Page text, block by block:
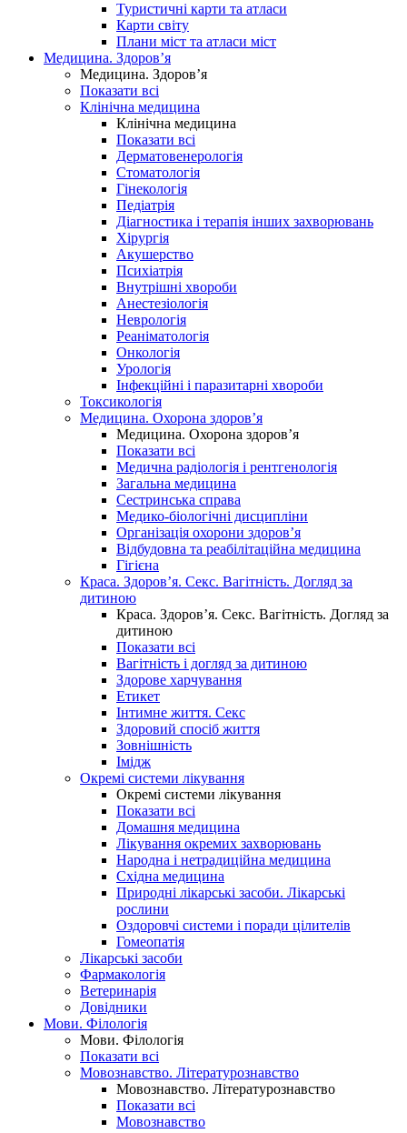
Туристичні карти та атласи
Карти світу
Плани міст та атласи міст
Медицина. Здоров’я
Медицина. Здоров’я
Показати всі
Клінічна медицина
Клінічна медицина
Показати всі
Дерматовенерологія
Стоматологія
Гінекологія
Педіатрія
Діагностика і терапія інших захворювань
Хірургія
Акушерство
Психіатрія
Внутрішні хвороби
Анестезіологія
Неврологія
Реаніматологія
Онкологія
Урологія
Інфекційні і паразитарні хвороби
Токсикологія
Медицина. Охорона здоров’я
Медицина. Охорона здоров’я
Показати всі
Медична радіологія і рентгенологія
Загальна медицина
Сестринська справа
Медико-біологічні дисципліни
Організація охорони здоров’я
Відбудовна та реабілітаційна медицина
Гігієна
Краса. Здоров’я. Секс. Вагітність. Догляд за
дитиною
Краса. Здоров’я. Секс. Вагітність. Догляд за
дитиною
Показати всі
Вагітність і догляд за дитиною
Здорове харчування
Етикет
Інтимне життя. Секс
Здоровий спосіб життя
Зовнішність
Імідж
Окремі системи лікування
Окремі системи лікування
Показати всі
Домашня медицина
Лікування окремих захворювань
Народна і нетрадиційна медицина
Східна медицина
Природні лікарські засоби. Лікарські
рослини
Оздоровчі системи і поради цілителів
Гомеопатія
Лікарські засоби
Фармакологія
Ветеринарія
Довідники
Мови. Філологія
Мови. Філологія
Показати всі
Мовознавство. Літературознавство
Мовознавство. Літературознавство
Показати всі
Мовознавство